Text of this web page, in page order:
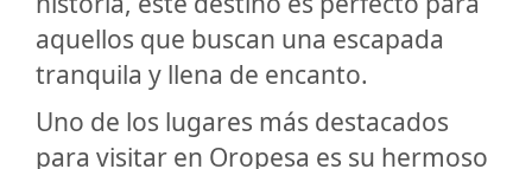
aquellos que buscan una escapada
tranquila y llena de encanto.
Uno de los lugares más destacados
para visitar en Oropesa es su hermoso